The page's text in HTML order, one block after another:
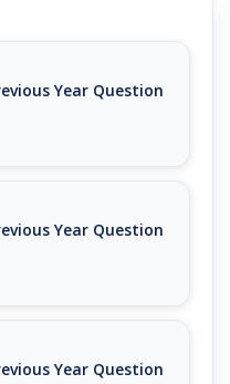
Year Question
Year Question
Year Question